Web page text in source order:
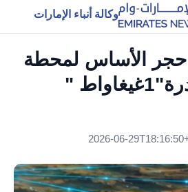
وكالة أنباء الإمارات
الأساس لمحطة
طاقة رياح بقدرة"1غيغاواط "
2026-06-